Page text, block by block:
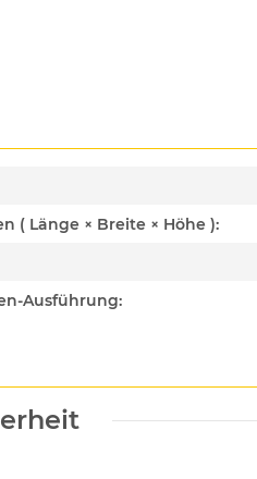
Abmessungen ( Länge × Breite × Höhe ):
Ausführung: